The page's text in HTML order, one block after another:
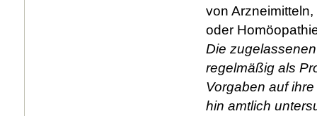
von
oder
Die
regelmäßig als
Vorgaben auf
hin amtlich